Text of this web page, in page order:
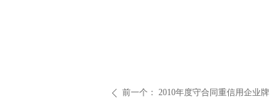
ꄴ 前一个： 2010年度守合同重信用企业牌